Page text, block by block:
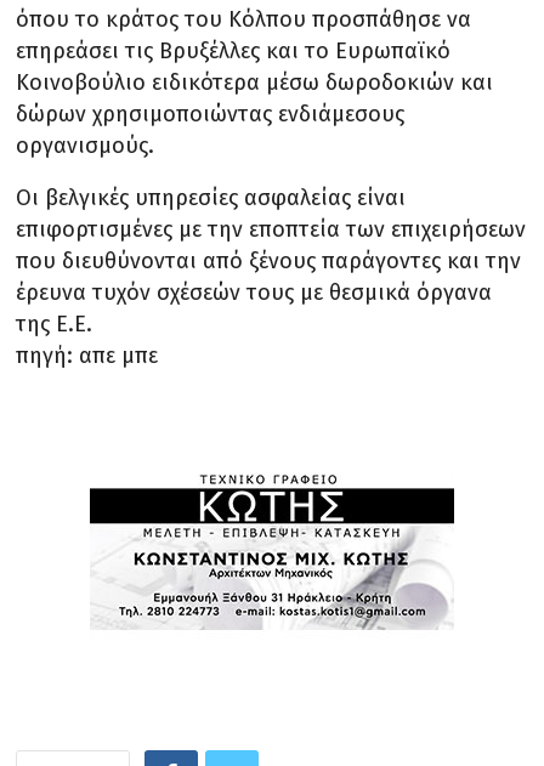
όπου το κράτος του Κόλπου προσπάθησε να
επηρεάσει τις Βρυξέλλες και το Ευρωπαϊκό
Κοινοβούλιο ειδικότερα μέσω δωροδοκιών και
δώρων χρησιμοποιώντας ενδιάμεσους
οργανισμούς.
Οι βελγικές υπηρεσίες ασφαλείας είναι
επιφορτισμένες με την εποπτεία των επιχειρήσεων
που διευθύνονται από ξένους παράγοντες και την
έρευνα τυχόν σχέσεών τους με θεσμικά όργανα
της Ε.Ε.
πηγή: απε μπε